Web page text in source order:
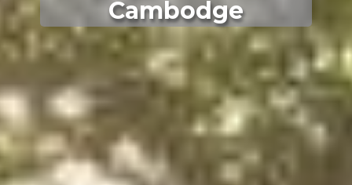
Cambodge